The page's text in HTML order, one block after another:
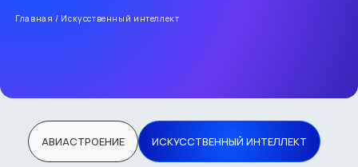
Главная / Искусственный интеллект
АВИАСТРОЕНИЕ ИСКУССТВЕННЫЙ ИНТЕЛЛЕКТ